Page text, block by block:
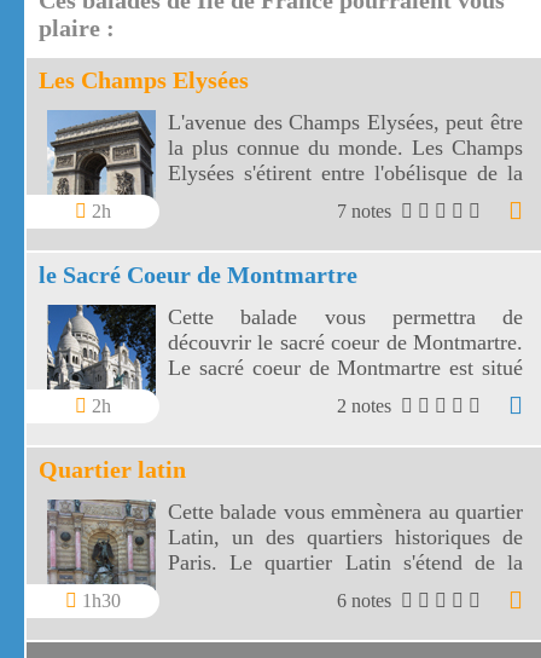
plaire :
Les Champs Elysées
2h
L'avenue des Champs Elysées, peut être
la plus connue du monde. Les Champs
Elysées s'étirent entre l'obélisque de la
Concorde et l'arc de Triomphe de
7 notes
le Sacré Coeur de Montmartre
2h
Cette balade vous permettra de
découvrir le sacré coeur de Montmartre.
Le sacré coeur de Montmartre est situé
comme la place du Tertre sur la butte
Montmartre à Paris.
2 notes
Quartier latin
1h30
Cette balade vous emmènera au quartier
Latin, un des quartiers historiques de
Paris. Le quartier Latin s'étend de la
Sorbonne au Panthéon, des bords de
Seine au jardin du Luxembourg.
6 notes